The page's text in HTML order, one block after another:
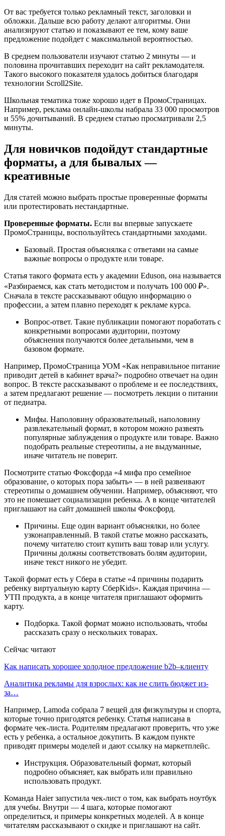
От вас требуется только рекламный текст, заголовки и
обложки. Дальше всю работу делают алгоритмы. Они
анализируют статью и показывают ее тем, кому ваше
предложение подойдет с максимальной вероятностью.
В среднем пользователи изучают статью 2 минуты — и
половина прочитавших переходит на сайт рекламодателя.
Такого высокого показателя удалось добиться благодаря
технологии Scroll2Site.
Школьная тематика тоже хорошо идет в ПромоСтраницах.
Например, реклама онлайн-школы набрала 33 000 просмотров
и 55% дочитываний. В среднем статью просматривали 2,5
минуты.
Для новичков подойдут стандартные
форматы, а для бывалых —
креативные
Для статей можно выбрать простые проверенные форматы
или протестировать нестандартные.
Проверенные форматы. Если вы впервые запускаете
ПромоСтраницы, воспользуйтесь стандартными заходами.
Базовый. Простая объяснялка с ответами на самые
важные вопросы о продукте или товаре.
Статья такого формата есть у академии Eduson, она называется
«Разбираемся, как стать методистом и получать 100 000 ₽».
Сначала в тексте рассказывают общую информацию о
профессии, а затем плавно переходят к рекламе курса.
Вопрос-ответ. Такие публикации помогают поработать с
конкретными вопросами аудитории, поэтому
объяснения получаются более детальными, чем в
базовом формате.
Например, ПромоСтраница УОМ «Как неправильное питание
приводит детей в кабинет врача?» подробно отвечает на один
вопрос. В тексте рассказывают о проблеме и ее последствиях,
а затем предлагают решение — посмотреть лекции о питании
от педиатра.
Мифы. Наполовину образовательный, наполовину
развлекательный формат, в котором можно развеять
популярные заблуждения о продукте или товаре. Важно
подобрать реальные стереотипы, а не выдуманные,
иначе читатель не поверит.
Посмотрите статью Фоксфорда «4 мифа про семейное
образование, о которых пора забыть» — в ней развеивают
стереотипы о домашнем обучении. Например, объясняют, что
это не помешает социализации ребенка. А в конце читателей
приглашают на сайт домашней школы Фоксфорд.
Причины. Еще один вариант объяснялки, но более
узконаправленный. В такой статье можно рассказать,
почему читателю стоит купить ваш товар или услугу.
Причины должны соответствовать болям аудитории,
иначе текст никого не убедит.
Такой формат есть у Сбера в статье «4 причины подарить
ребенку виртуальную карту СберKids». Каждая причина —
УТП продукта, а в конце читателя приглашают оформить
карту.
Подборка. Такой формат можно использовать, чтобы
рассказать сразу о нескольких товарах.
Сейчас читают
Как написать хорошее холодное предложение b2b–клиенту
Аналитика рекламы для взрослых: как не слить бюджет из-
за…
Например, Lamoda собрала 7 вещей для физкультуры и спорта,
которые точно пригодятся ребенку. Статья написана в
формате чек-листа. Родителям предлагают проверить, что уже
есть у ребенка, а остальное докупить. В каждом пункте
приводят примеры моделей и дают ссылку на маркетплейс.
Инструкция. Образовательный формат, который
подробно объясняет, как выбрать или правильно
использовать продукт.
Команда Haier запустила чек-лист о том, как выбрать ноутбук
для учебы. Внутри — 4 шага, которые помогают
определиться, и примеры конкретных моделей. А в конце
читателям рассказывают о скидке и приглашают на сайт.